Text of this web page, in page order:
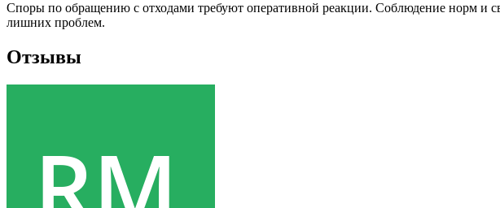
Споры по обращению с отходами требуют оперативной реакции. Соблюдение норм и
лишних проблем.
Отзывы